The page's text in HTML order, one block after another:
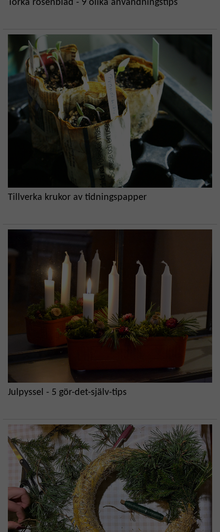
Torka rosenblad - 9 olika användningstips
Tillverka krukor av tidningspapper
Julpyssel - 5 gör-det-själv-tips